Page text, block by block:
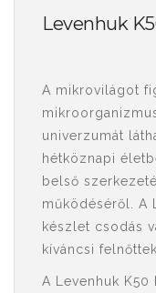
Levenhuk
A mikrovilágot
univerzumát
hétköznapi
belső
működéséről. A
készlet csodás
kíváncsi
A Levenhuk